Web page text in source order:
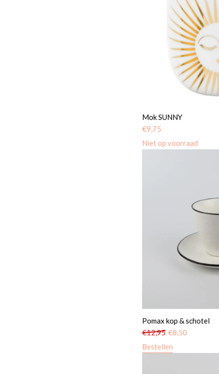
Mok SUNNY
€9,75
Niet op voorraad
Pomax kop & schotel
€12,95 €8,50
Bestellen